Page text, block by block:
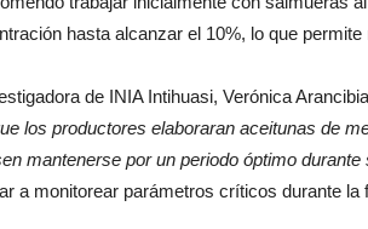
hasta alcanzar el 10%, lo que
de INIA Intihuasi, Verónica
los productores elaboraran aceitunas de
mantenerse por un periodo óptimo durante
a monitorear parámetros críticos durante